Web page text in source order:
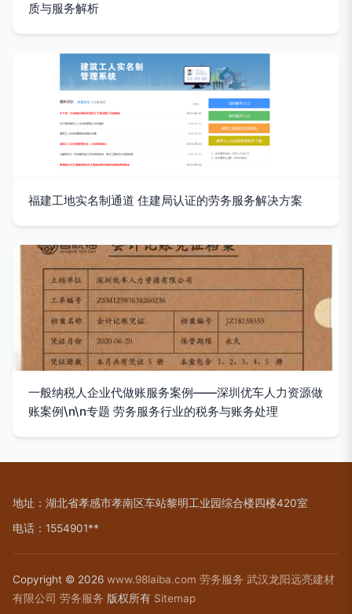
质与服务解析
福建工地实名制通道 住建局认证的劳务服务解决方案
一般纳税人企业代做账服务案例——深圳优车人力资源做
账案例\n\n专题 劳务服务行业的税务与账务处理
地址：湖北省孝感市孝南区车站黎明工业园综合楼四楼420室
电话：1554901**
Copyright © 2026 www.98laiba.com 劳务服务 武汉龙阳远亮建材
有限公司 劳务服务 版权所有 Sitemap